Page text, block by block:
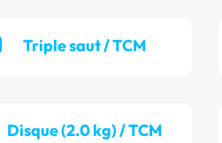
Triple saut / TCM
Disque (2.0 kg) / TCM